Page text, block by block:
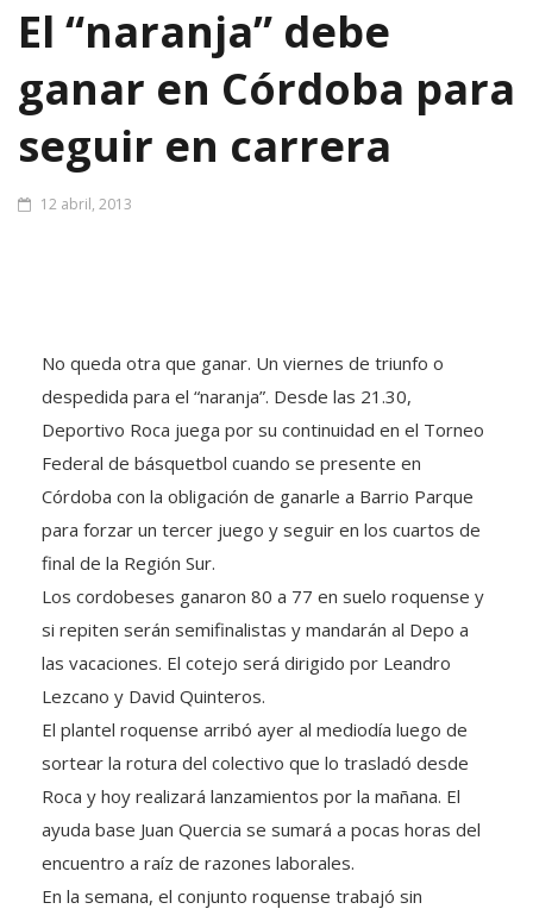
El “naranja” debe
ganar en Córdoba para
seguir en carrera
12 abril, 2013
No queda otra que ganar. Un viernes de triunfo o
despedida para el “naranja”. Desde las 21.30,
Deportivo Roca juega por su continuidad en el Torneo
Federal de básquetbol cuando se presente en
Córdoba con la obligación de ganarle a Barrio Parque
para forzar un tercer juego y seguir en los cuartos de
final de la Región Sur.
Los cordobeses ganaron 80 a 77 en suelo roquense y
si repiten serán semifinalistas y mandarán al Depo a
las vacaciones. El cotejo será dirigido por Leandro
Lezcano y David Quinteros.
El plantel roquense arribó ayer al mediodía luego de
sortear la rotura del colectivo que lo trasladó desde
Roca y hoy realizará lanzamientos por la mañana. El
ayuda base Juan Quercia se sumará a pocas horas del
encuentro a raíz de razones laborales.
En la semana, el conjunto roquense trabajó sin